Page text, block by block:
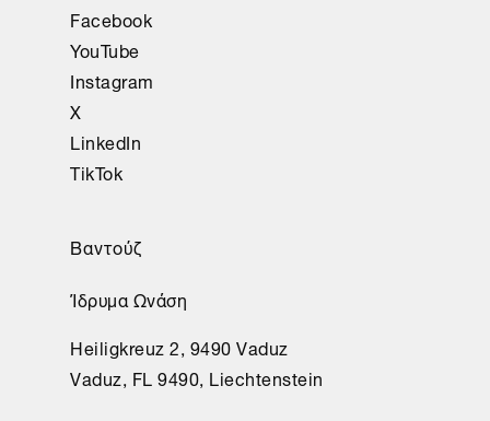
Facebook
YouTube
Instagram
X
LinkedIn
TikTok
Βαντούζ
Ίδρυμα Ωνάση
Heiligkreuz 2, 9490 Vaduz
Vaduz, FL 9490, Liechtenstein